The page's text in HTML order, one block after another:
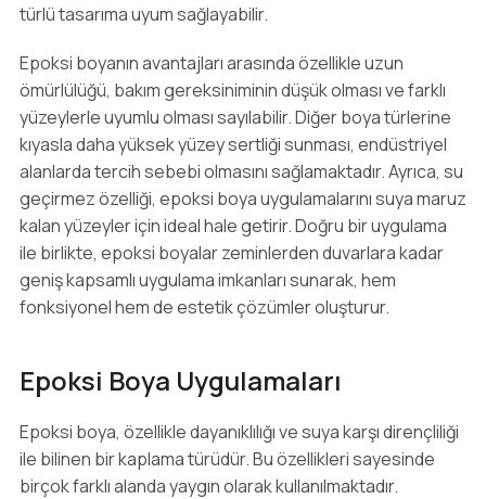
türlü tasarıma uyum sağlayabilir.
Epoksi boyanın avantajları arasında özellikle uzun
ömürlülüğü, bakım gereksiniminin düşük olması ve farklı
yüzeylerle uyumlu olması sayılabilir. Diğer boya türlerine
kıyasla daha yüksek yüzey sertliği sunması, endüstriyel
alanlarda tercih sebebi olmasını sağlamaktadır. Ayrıca, su
geçirmez özelliği, epoksi boya uygulamalarını suya maruz
kalan yüzeyler için ideal hale getirir. Doğru bir uygulama
ile birlikte, epoksi boyalar zeminlerden duvarlara kadar
geniş kapsamlı uygulama imkanları sunarak, hem
fonksiyonel hem de estetik çözümler oluşturur.
Epoksi Boya Uygulamaları
Epoksi boya, özellikle dayanıklılığı ve suya karşı dirençliliği
ile bilinen bir kaplama türüdür. Bu özellikleri sayesinde
birçok farklı alanda yaygın olarak kullanılmaktadır.